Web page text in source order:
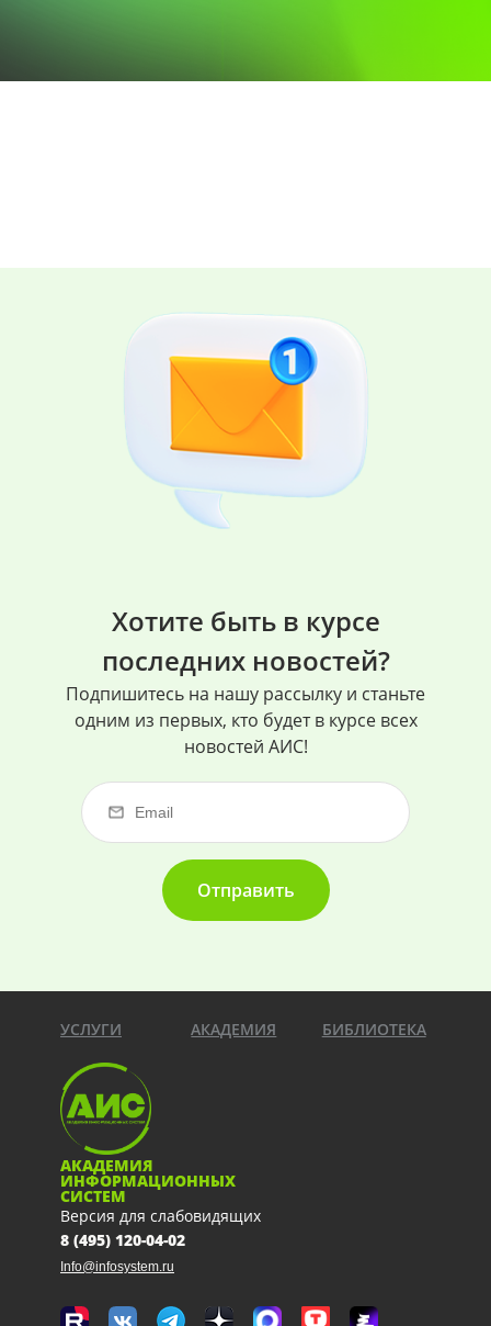
Хотите быть в курсе
последних новостей?
Подпишитесь на нашу рассылку и станьте
одним из первых, кто будет в курсе всех
новостей АИС!
Отправить
УСЛУГИ АКАДЕМИЯ БИБЛИОТЕКА
АКАДЕМИЯ
ИНФОРМАЦИОННЫХ
СИСТЕМ
Версия для слабовидящих
8 (495) 120-04-02
Info@infosystem.ru